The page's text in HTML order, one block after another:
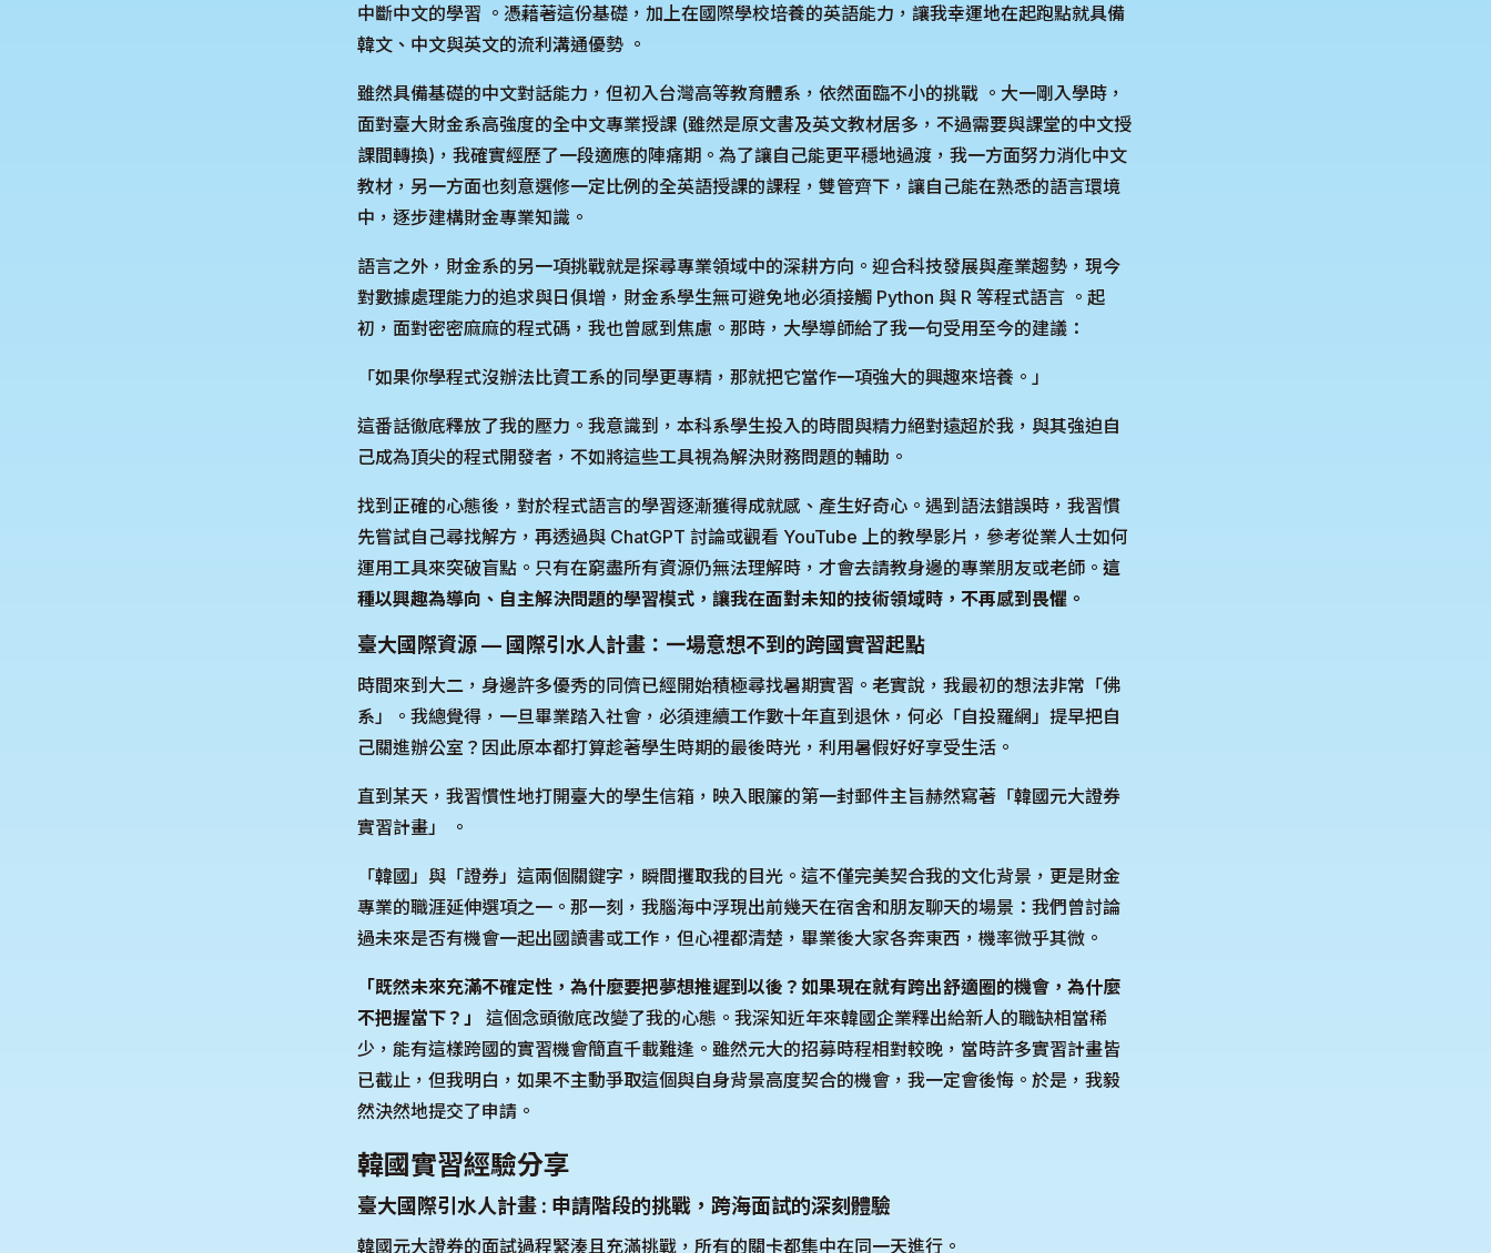
中斷中文的學習 。憑藉著這份基礎，加上在國際學校培養的英語能力，讓我幸運地在起跑點就具備
韓文、中文與英文的流利溝通優勢 。
雖然具備基礎的中文對話能力，但初入台灣高等教育體系，依然面臨不小的挑戰 。大一剛入學時，
面對臺大財金系高強度的全中文專業授課 (雖然是原文書及英文教材居多，不過需要與課堂的中文授
課間轉換)，我確實經歷了一段適應的陣痛期。為了讓自己能更平穩地過渡，我一方面努力消化中文
教材，另一方面也刻意選修一定比例的全英語授課的課程，雙管齊下，讓自己能在熟悉的語言環境
中，逐步建構財金專業知識。
語言之外，財金系的另一項挑戰就是探尋專業領域中的深耕方向。迎合科技發展與產業趨勢，現今
對數據處理能力的追求與日俱增，財金系學生無可避免地必須接觸 Python 與 R 等程式語言 。起
初，面對密密麻麻的程式碼，我也曾感到焦慮。那時，大學導師給了我一句受用至今的建議：
「如果你學程式沒辦法比資工系的同學更專精，那就把它當作一項強大的興趣來培養。」
這番話徹底釋放了我的壓力。我意識到，本科系學生投入的時間與精力絕對遠超於我，與其強迫自
己成為頂尖的程式開發者，不如將這些工具視為解決財務問題的輔助。
找到正確的心態後，對於程式語言的學習逐漸獲得成就感、產生好奇心。遇到語法錯誤時，我習慣
先嘗試自己尋找解方，再透過與 ChatGPT 討論或觀看 YouTube 上的教學影片，參考從業人士如何
運用工具來突破盲點。只有在窮盡所有資源仍無法理解時，才會去請教身邊的專業朋友或老師。 這
種以興趣為導向、自主解決問題的學習模式，讓我在面對未知的技術領域時，不再感到畏懼。
臺大國際資源 — 國際引水人計畫：一場意想不到的跨國實習起點
時間來到大二，身邊許多優秀的同儕已經開始積極尋找暑期實習。老實說，我最初的想法非常「佛
系」。我總覺得，一旦畢業踏入社會，必須連續工作數十年直到退休，何必「自投羅網」提早把自
己關進辦公室？因此原本都打算趁著學生時期的最後時光，利用暑假好好享受生活。
直到某天，我習慣性地打開臺大的學生信箱，映入眼簾的第一封郵件主旨赫然寫著「韓國元大證券
實習計畫」 。
「韓國」與「證券」這兩個關鍵字，瞬間攫取我的目光。這不僅完美契合我的文化背景，更是財金
專業的職涯延伸選項之一。那一刻，我腦海中浮現出前幾天在宿舍和朋友聊天的場景：我們曾討論
過未來是否有機會一起出國讀書或工作，但心裡都清楚，畢業後大家各奔東西，機率微乎其微。
「既然未來充滿不確定性，為什麼要把夢想推遲到以後？如果現在就有跨出舒適圈的機會，為什麼
不把握當下？」 這個念頭徹底改變了我的心態。我深知近年來韓國企業釋出給新人的職缺相當稀
少，能有這樣跨國的實習機會簡直千載難逢。雖然元大的招募時程相對較晚，當時許多實習計畫皆
已截止，但我明白，如果不主動爭取這個與自身背景高度契合的機會，我一定會後悔。於是，我毅
然決然地提交了申請。
韓國實習經驗分享
臺大國際引水人計畫 : 申請階段的挑戰，跨海面試的深刻體驗
韓國元大證券的面試過程緊湊且充滿挑戰，所有的關卡都集中在同一天進行。